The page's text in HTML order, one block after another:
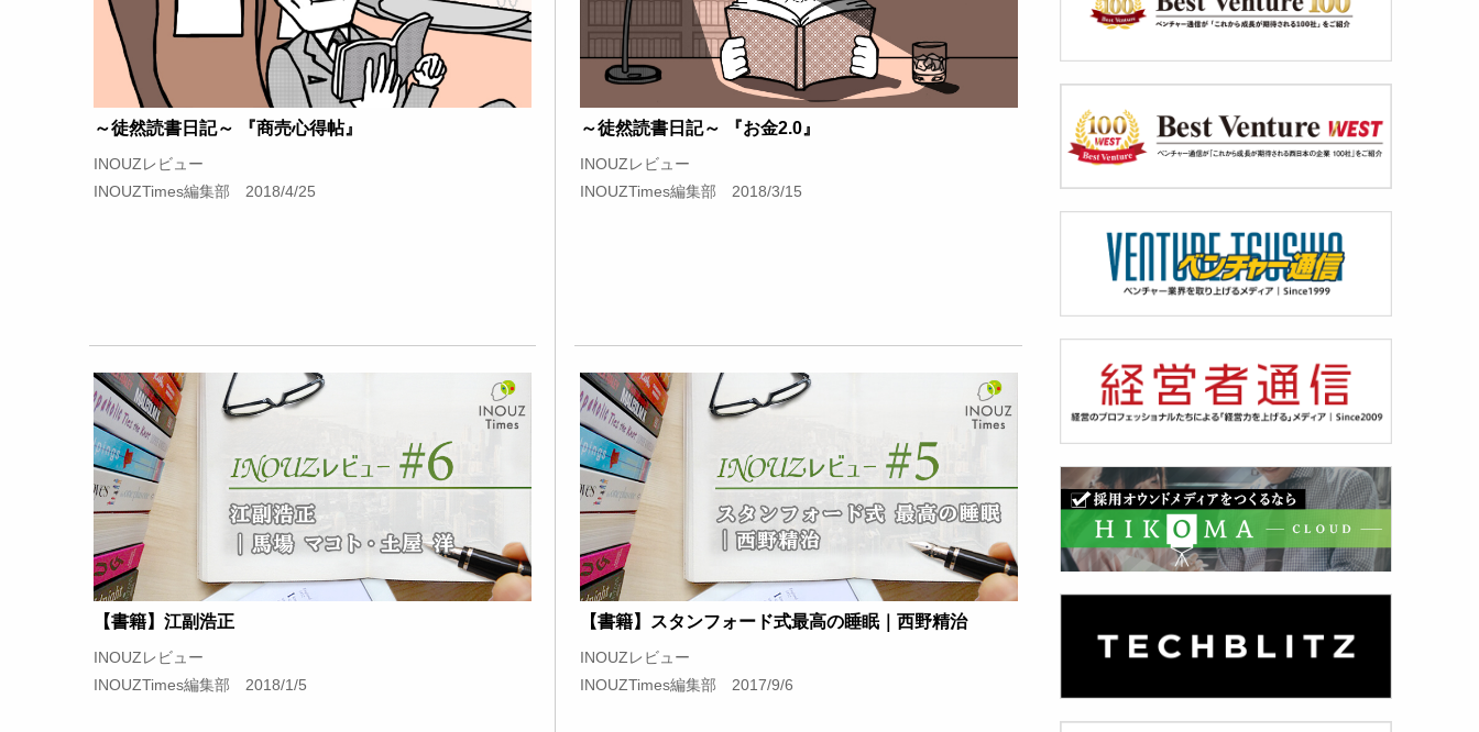
～徒然読書日記～ 『商売心得帖』
INOUZレビュー
INOUZTimes編集部 2018/4/25
～徒然読書日記～ 『お金2.0』
INOUZレビュー
INOUZTimes編集部 2018/3/15
【書籍】江副浩正
INOUZレビュー
INOUZTimes編集部 2018/1/5
【書籍】スタンフォード式最高の睡眠｜西野精治
INOUZレビュー
INOUZTimes編集部 2017/9/6